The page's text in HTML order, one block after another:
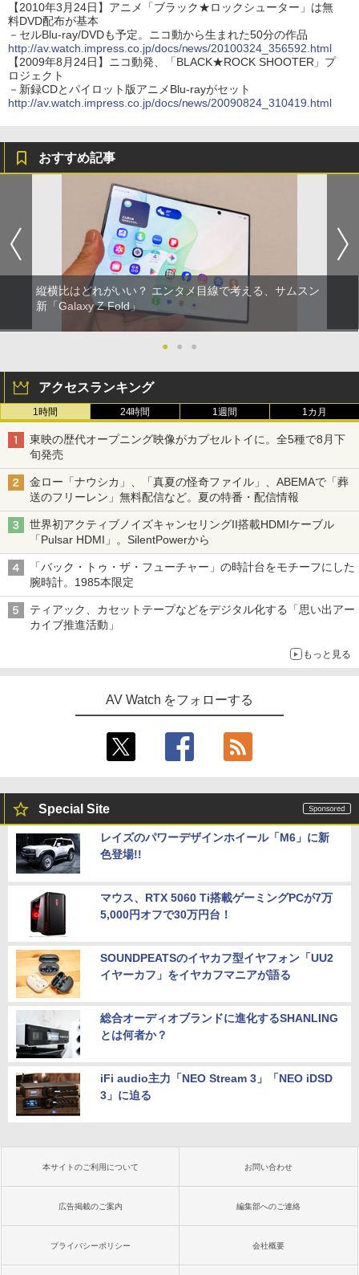
【2010年3月24日】アニメ「ブラック★ロックシューター」は無
料DVD配布が基本
－セルBlu-ray/DVDも予定。ニコ動から生まれた50分の作品
http://av.watch.impress.co.jp/docs/news/20100324_356592.html
【2009年8月24日】ニコ動発、「BLACK★ROCK SHOOTER」プ
ロジェクト
－新録CDとパイロット版アニメBlu-rayがセット
http://av.watch.impress.co.jp/docs/news/20090824_310419.html
おすすめ記事
縦横比はどれがいい？ エンタメ目線で考える、サムスン
新「Galaxy Z Fold」
● ● ●
アクセスランキング
1時間 24時間 1週間 1カ月
東映の歴代オープニング映像がカプセルトイに。全5種で8月下
旬発売
金ロー「ナウシカ」、「真夏の怪奇ファイル」、ABEMAで「葬
送のフリーレン」無料配信など。夏の特番・配信情報
世界初アクティブノイズキャンセリングII搭載HDMIケーブル
「Pulsar HDMI」。SilentPowerから
「バック・トゥ・ザ・フューチャー」の時計台をモチーフにした
腕時計。1985本限定
ティアック、カセットテープなどをデジタル化する「思い出アー
カイブ推進活動」
もっと見る
AV Watch をフォローする
Special Site
レイズのパワーデザインホイール「M6」に新
色登場!!
マウス、RTX 5060 Ti搭載ゲーミングPCが7万
5,000円オフで30万円台！
SOUNDPEATSのイヤカフ型イヤフォン「UU2
イヤーカフ」をイヤカフマニアが語る
総合オーディオブランドに進化するSHANLING
とは何者か？
iFi audio主力「NEO Stream 3」「NEO iDSD
3」に迫る
本サイトのご利用について お問い合わせ
広告掲載のご案内 編集部へのご連絡
プライバシーポリシー 会社概要